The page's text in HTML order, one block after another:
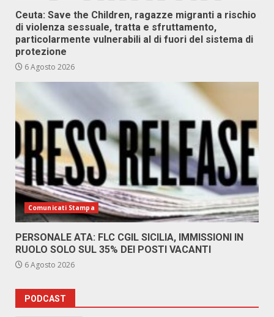
Ceuta: Save the Children, ragazze migranti a rischio
di violenza sessuale, tratta e sfruttamento,
particolarmente vulnerabili al di fuori del sistema di
protezione
6 Agosto 2026
Comunicati Stampa
PERSONALE ATA: FLC CGIL SICILIA, IMMISSIONI IN
RUOLO SOLO SUL 35% DEI POSTI VACANTI
6 Agosto 2026
PODCAST